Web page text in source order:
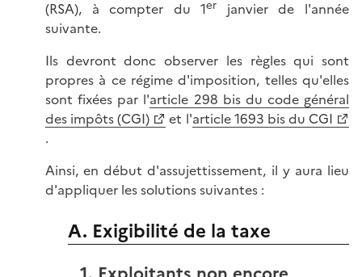
(RSA), à compter du 1er
janvier de l'année
suivante.
Ils devront donc observer les règles qui sont
propres à ce régime d'imposition, telles qu'elles
sont fixées par l'article 298 bis du code général
des impôts (CGI)
et l'article 1693 bis du CGI
.
Ainsi, en début d'assujettissement, il y aura lieu
d'appliquer les solutions suivantes :
A. Exigibilité de la taxe